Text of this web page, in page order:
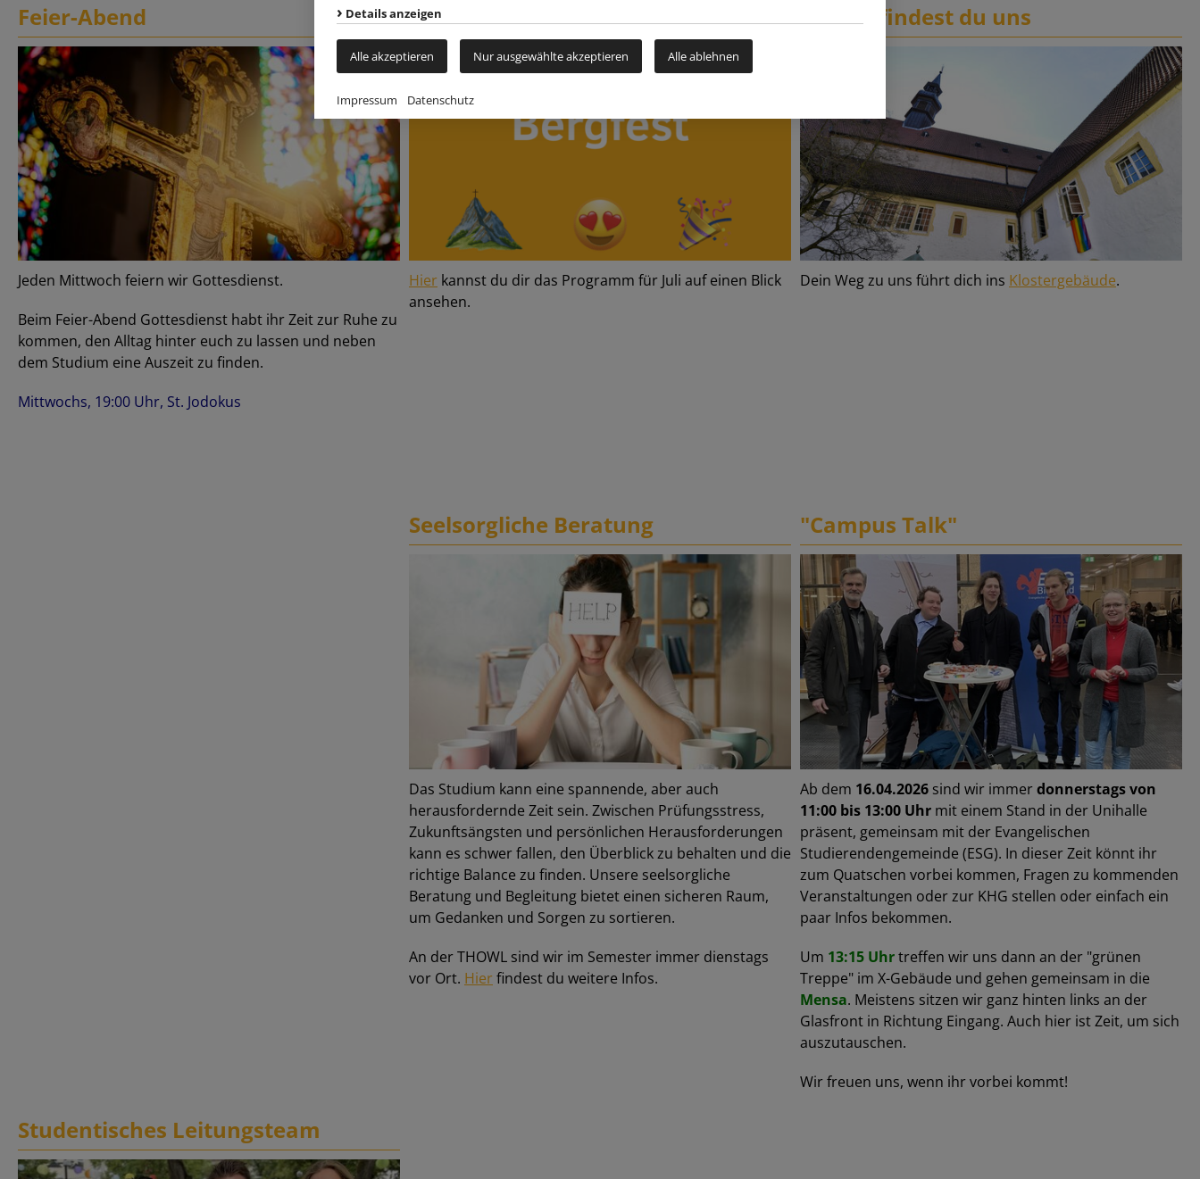
Details anzeigen
Alle akzeptieren Nur ausgewählte akzeptieren Alle ablehnen
Impressum Datenschutz
Feier-Abend
Jeden Mittwoch feiern wir Gottesdienst.
Beim Feier-Abend Gottesdienst habt ihr Zeit zur Ruhe zu
kommen, den Alltag hinter euch zu lassen und neben
dem Studium eine Auszeit zu finden.
Mittwochs, 19:00 Uhr, St. Jodokus
Veranstaltungen
Hierkannst du dir das Programm für Juli auf einen Blick
ansehen.
Und so findest du uns
Dein Weg zu uns führt dich ins Klostergebäude.
Seelsorgliche Beratung
Das Studium kann eine spannende, aber auch
herausfordernde Zeit sein. Zwischen Prüfungsstress,
Zukunftsängsten und persönlichen Herausforderungen
kann es schwer fallen, den Überblick zu behalten und die
richtige Balance zu finden. Unsere seelsorgliche
Beratung und Begleitung bietet einen sicheren Raum,
um Gedanken und Sorgen zu sortieren.
An der THOWL sind wir im Semester immer dienstags
vor Ort. Hierfindest du weitere Infos.
"Campus Talk"
Ab dem 16.04.2026sind wir immerdonnerstags von
11:00 bis 13:00 Uhrmit einem Stand in der Unihalle
präsent, gemeinsam mit der Evangelischen
Studierendengemeinde (ESG). In dieser Zeit könnt ihr
zum Quatschen vorbei kommen, Fragen zu kommenden
Veranstaltungen oder zur KHG stellen oder einfach ein
paar Infos bekommen.
Um 13:15 Uhrtreffen wir uns dann an der "grünen
Treppe" im X-Gebäude und gehen gemeinsam in die
Mensa. Meistens sitzen wir ganz hinten links an der
Glasfront in Richtung Eingang. Auch hier ist Zeit, um sich
auszutauschen.
Wir freuen uns, wenn ihr vorbei kommt!
Studentisches Leitungsteam